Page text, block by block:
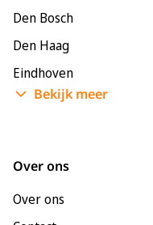
Den Bosch
Den Haag
Eindhoven
Enschede
Bekijk meer
Over ons
Over ons